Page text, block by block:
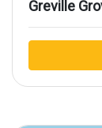
Greville